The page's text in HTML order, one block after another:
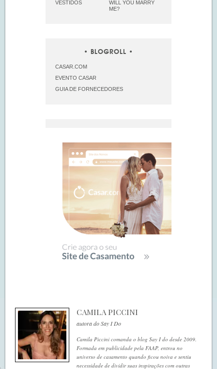
VESTIDOS
WILL YOU MARRY
ME?
BLOGROLL
CASAR.COM
EVENTO CASAR
GUIA DE FORNECEDORES
CAMILA PICCINI
autora do Say I Do
Camila Piccini comanda o blog Say I do desde 2009.
Formada em publicidade pela FAAP, entrou no
universo de casamento quando ficou noiva e sentiu
necessidade de dividir suas inspirações com outras